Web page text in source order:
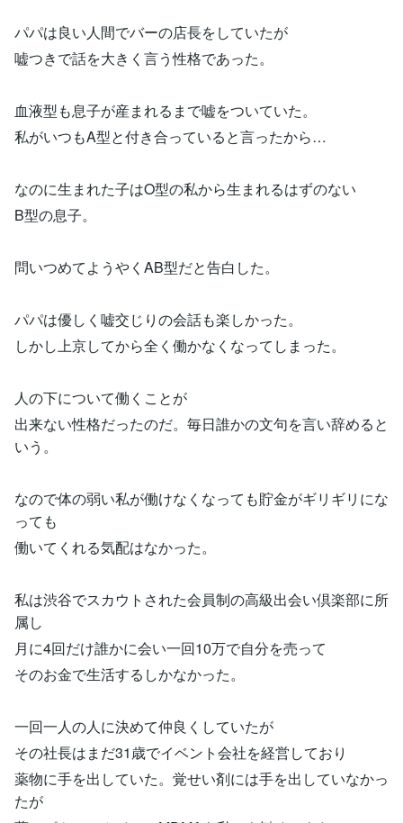
パパは良い人間でバーの店長をしていたが
嘘つきで話を大きく言う性格であった。
血液型も息子が産まれるまで嘘をついていた。
私がいつもA型と付き合っていると言ったから…
なのに生まれた子はO型の私から生まれるはずのない
B型の息子。
問いつめてようやくAB型だと告白した。
パパは優しく嘘交じりの会話も楽しかった。
しかし上京してから全く働かなくなってしまった。
人の下について働くことが
出来ない性格だったのだ。毎日誰かの文句を言い辞めると
いう。
なので体の弱い私が働けなくなっても貯金がギリギリにな
っても
働いてくれる気配はなかった。
私は渋谷でスカウトされた会員制の高級出会い倶楽部に所
属し
月に4回だけ誰かに会い一回10万で自分を売って
そのお金で生活するしかなかった。
一回一人の人に決めて仲良くしていたが
その社長はまだ31歳でイベント会社を経営しており
薬物に手を出していた。覚せい剤には手を出していなかっ
たが